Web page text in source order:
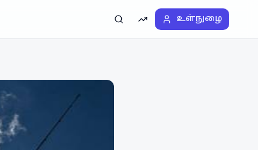
தேடல்டிரெண்டிங்உள்நுழை